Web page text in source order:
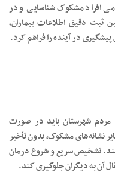
افراد مشکوک شناسایی و در
ثبت دقیق اطلاعات بیماران،
پیشگیری در آینده را فراهم کرد.
مردم شهرستان باید در صورت
نشانه‌های مشکوک، بدون تأخیر
تشخیص سریع و شروع درمان
آن به دیگران جلوگیری کند.